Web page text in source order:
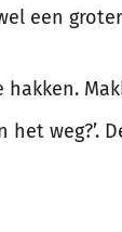
een
weg?’.